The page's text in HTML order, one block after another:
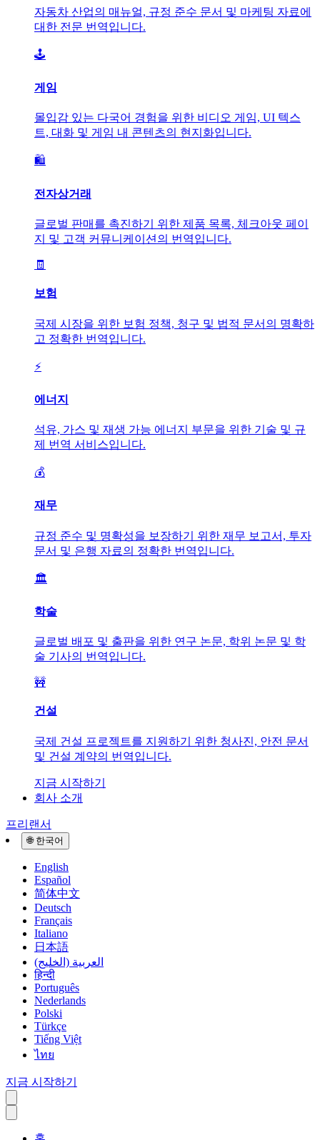
자동차 산업의 매뉴얼, 규정 준수 문서 및 마케팅 자료에
대한 전문 번역입니다.
🕹️
게임
몰입감 있는 다국어 경험을 위한 비디오 게임, UI 텍스
트, 대화 및 게임 내 콘텐츠의 현지화입니다.
🛍️
전자상거래
글로벌 판매를 촉진하기 위한 제품 목록, 체크아웃 페이
지 및 고객 커뮤니케이션의 번역입니다.
🧾
보험
국제 시장을 위한 보험 정책, 청구 및 법적 문서의 명확하
고 정확한 번역입니다.
⚡
에너지
석유, 가스 및 재생 가능 에너지 부문을 위한 기술 및 규
제 번역 서비스입니다.
💰
재무
규정 준수 및 명확성을 보장하기 위한 재무 보고서, 투자
문서 및 은행 자료의 정확한 번역입니다.
🏛️
학술
글로벌 배포 및 출판을 위한 연구 논문, 학위 논문 및 학
술 기사의 번역입니다.
🚧
건설
국제 건설 프로젝트를 지원하기 위한 청사진, 안전 문서
및 건설 계약의 번역입니다.
지금 시작하기
회사 소개
프리랜서
🌐 한국어
English
Español
简体中文
Deutsch
Français
Italiano
日本語
العربية (الخليج)
हिन्दी
Português
Nederlands
Polski
Türkçe
Tiếng Việt
ไทย
지금 시작하기